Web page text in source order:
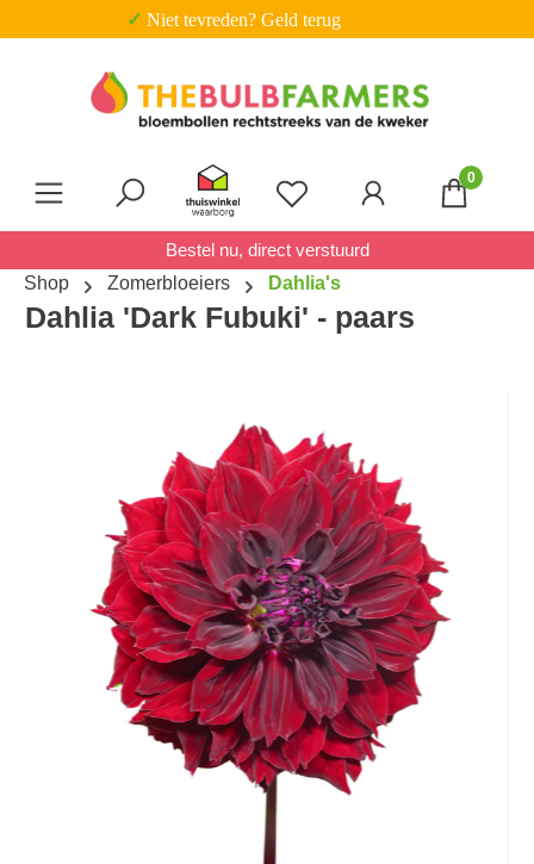
Ga naar de hoofdinhoud✓ Niet tevreden? Geld terug
Je hebt 0 items op je
0
Bestel nu, direct verstuurd
Shop
Zomerbloeiers Dahlia's
Dahlia 'Dark Fubuki' - paars